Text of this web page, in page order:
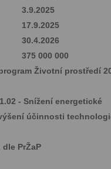
3.9.2025
17.9.2025
30.4.2026
375 000 000
Životní prostředí
- Snížení energetické
účinnosti
dle PrŽaP